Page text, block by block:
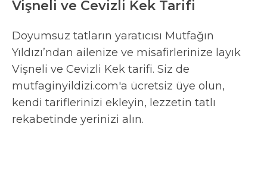
Vişneli ve Cevizli Kek Tarifi
Doyumsuz tatların yaratıcısı Mutfağın
Yıldızı’ndan ailenize ve misafirlerinize layık
Vişneli ve Cevizli Kek tarifi. Siz de
mutfaginyildizi.com'a ücretsiz üye olun,
kendi tariflerinizi ekleyin, lezzetin tatlı
rekabetinde yerinizi alın.